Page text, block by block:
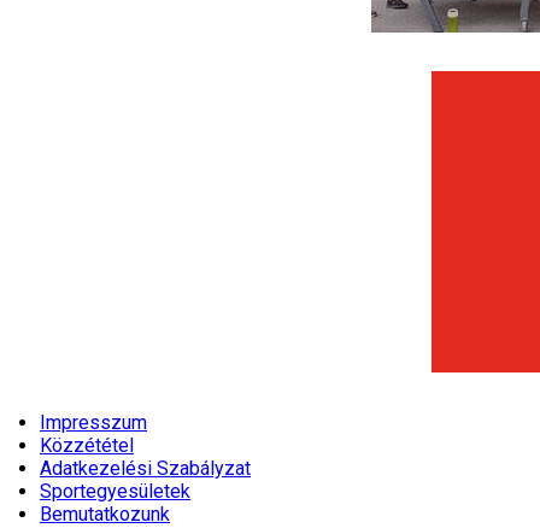
Impresszum
Közzététel
Adatkezelési Szabályzat
Sportegyesületek
Bemutatkozunk